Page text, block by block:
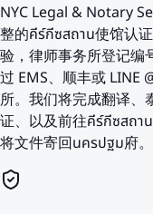
NYC Legal & Notary
整的คีร์กีซสถาน使馆认
验，律师事务所登记编
过 EMS、顺丰或 LINE
所。我们将完成翻译、
证、以及前往คีร์กีซสถา
将文件寄回นครปฐม府。